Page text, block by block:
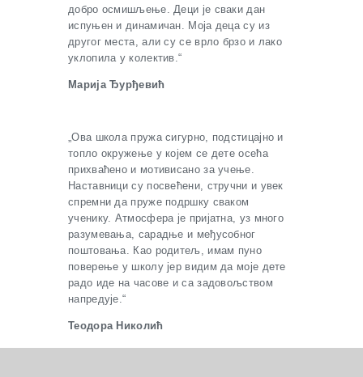
добро осмишљење. Деци је сваки дан
испуњен и динамичан. Моја деца су из
другог места, али су се врло брзо и лако
уклопила у колектив.“
Марија Ђурђевић
„Ова школа пружа сигурно, подстицајно и
топло окружење у којем се дете осећа
прихваћено и мотивисано за учење.
Наставници су посвећени, стручни и увек
спремни да пруже подршку сваком
ученику. Атмосфера је пријатна, уз много
разумевања, сарадње и међусобног
поштовања. Као родитељ, имам пуно
поверење у школу јер видим да моје дете
радо иде на часове и са задовољством
напредује.“
Теодора Николић